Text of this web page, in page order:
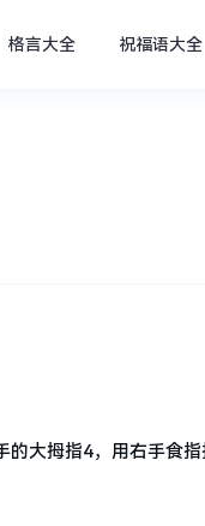
格言大全 祝福语大全
的大拇指4，用右手食